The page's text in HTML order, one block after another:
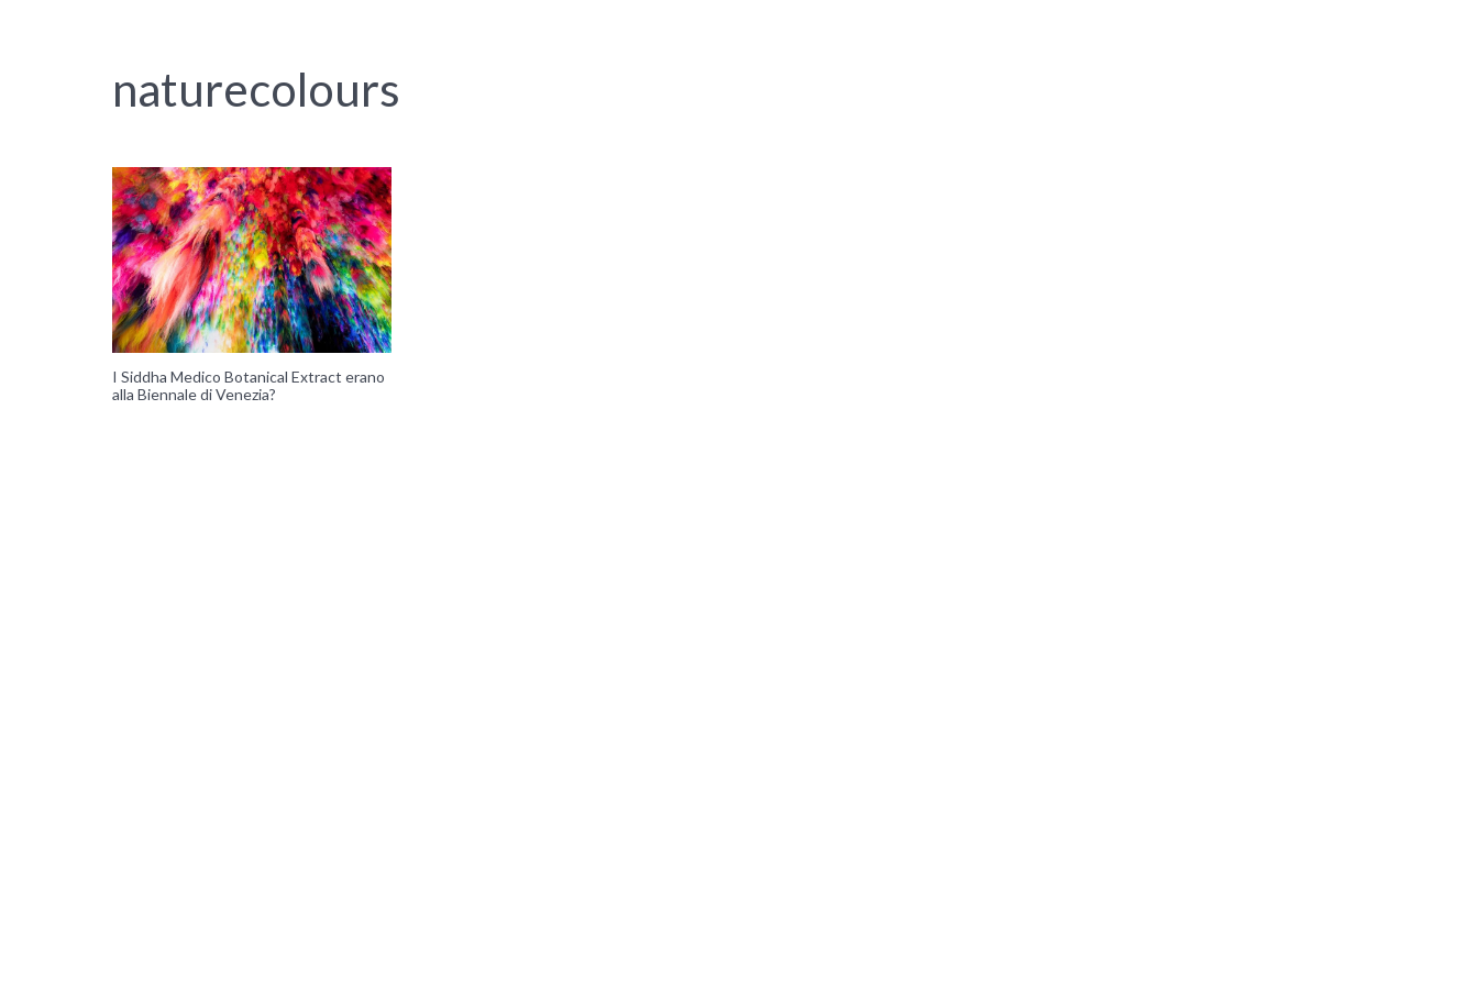
naturecolours
I Siddha Medico Botanical Extract erano
alla Biennale di Venezia?